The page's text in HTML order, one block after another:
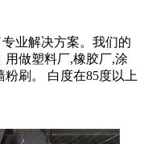
业解决方案。我们的
用做塑料厂,橡胶厂,涂
刷。 白度在85度以上